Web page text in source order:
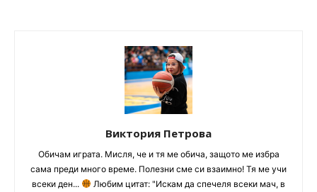
Виктория Петрова
Обичам играта. Мисля, че и тя ме обича, защото ме избра
сама преди много време. Полезни сме си взаимно! Тя ме учи
всеки ден...
Любим цитат: "Искам да спечеля всеки мач, в